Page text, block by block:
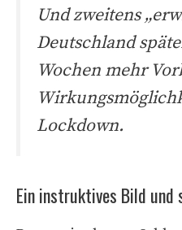
Und zweitens
Deutschland
Wochen mehr
Lockdown.
Ein instruktives Bild und